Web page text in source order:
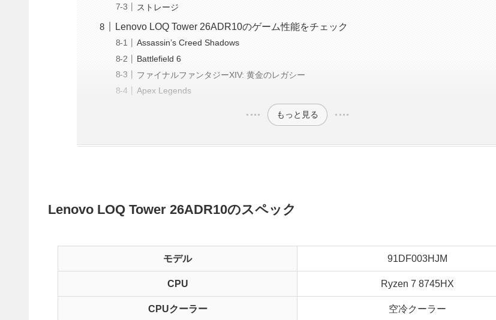
ストレージ
Lenovo LOQ Tower 26ADR10のゲーム性能をチェック
Assassin’s Creed Shadows
Battlefield 6
ファイナルファンタジーXIV: 黄金のレガシー
Apex Legends
もっと見る
Lenovo LOQ Tower 26ADR10のスペック
モデル 91DF003HJM
CPU Ryzen 7 8745HX
CPUクーラー 空冷クーラー